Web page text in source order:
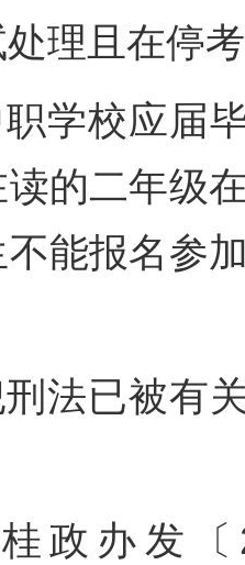
理且在停
校应届毕
的二年级
能报名参
已被有关
办发〔